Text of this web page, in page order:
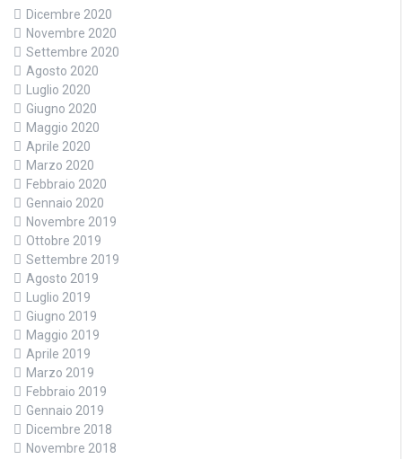
Dicembre 2020
Novembre 2020
Settembre 2020
Agosto 2020
Luglio 2020
Giugno 2020
Maggio 2020
Aprile 2020
Marzo 2020
Febbraio 2020
Gennaio 2020
Novembre 2019
Ottobre 2019
Settembre 2019
Agosto 2019
Luglio 2019
Giugno 2019
Maggio 2019
Aprile 2019
Marzo 2019
Febbraio 2019
Gennaio 2019
Dicembre 2018
Novembre 2018